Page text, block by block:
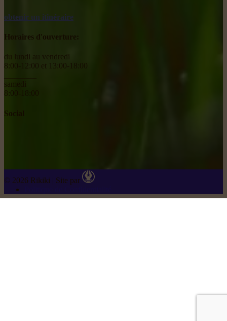
obtenir un itinéraire
Horaires d'ouverture:
du lundi au vendredi
8:00-12:00 et 13:00-18:00
samedi
8:00-18:00
Social
© 2026 Rikiki | Site par